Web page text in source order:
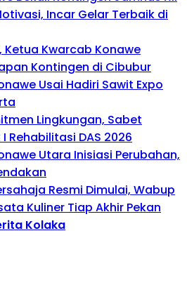
Incar Gelar Terbaik di
Ketua Kwarcab Konawe
Kontingen di Cibubur
Usai Hadiri Sawit Expo
Lingkungan, Sabet
Rehabilitasi DAS 2026
Utara Inisiasi Perubahan,
Resmi Dimulai, Wabup
Kuliner Tiap Akhir Pekan
Kolaka